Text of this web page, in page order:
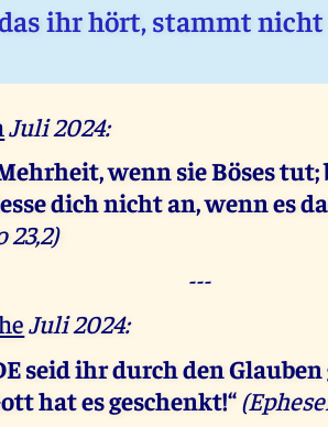
ihr hört, stammt
Juli 2024:
wenn sie Böses
dich nicht an, wenn es
23,2)
---
Juli 2024:
seid ihr durch den
hat es geschenkt!“